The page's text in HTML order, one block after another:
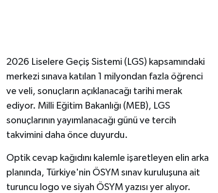
2026 Liselere Geçiş Sistemi (LGS) kapsamındaki
merkezi sınava katılan 1 milyondan fazla öğrenci
ve veli, sonuçların açıklanacağı tarihi merak
ediyor. Milli Eğitim Bakanlığı (MEB), LGS
sonuçlarının yayımlanacağı günü ve tercih
takvimini daha önce duyurdu.
Optik cevap kağıdını kalemle işaretleyen elin arka
planında, Türkiye'nin ÖSYM sınav kuruluşuna ait
turuncu logo ve siyah ÖSYM yazısı yer alıyor.